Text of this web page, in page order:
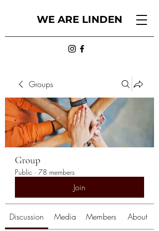
WE ARE LINDEN
Groups
Group
Public · 78 members
Join
Discussion Media Members About